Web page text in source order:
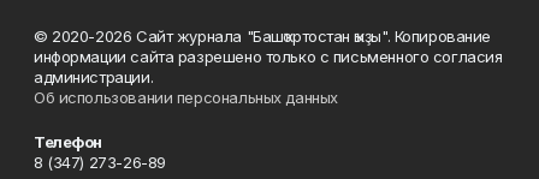
© 2020-2026 Сайт журнала "Башҡортостан ҡыҙы". Копирование
информации сайта разрешено только с письменного согласия
администрации.
Об использовании персональных данных
Телефон
8 (347) 273-26-89